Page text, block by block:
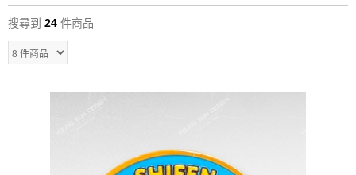
搜尋到 24 件商品